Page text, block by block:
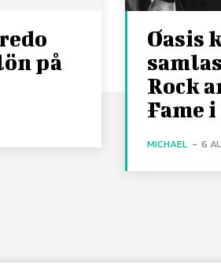
på
Oasis
Rock
Fame
MICHAEL - 6